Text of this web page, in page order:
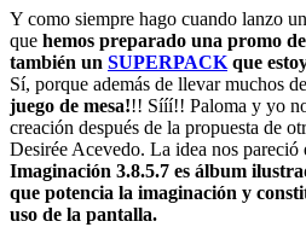
Y como siempre hago cuando lanzo
que hemos preparado una promo
también un SUPERPACK que
Sí, porque además de llevar muchos
juego de mesa!!! Sííí!! Paloma y yo
creación después de la propuesta de
Desirée Acevedo. La idea nos pareció
Imaginación 3.8.5.7 es álbum
que potencia la imaginación y
uso de la pantalla.